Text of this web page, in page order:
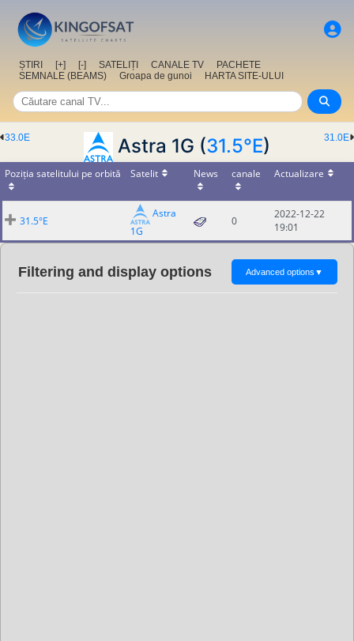
ȘTIRI [+] [-] SATELIȚI CANALE TV
PACHETE
SEMNALE (BEAMS)
Groapa de gunoi HARTA SITE-ULUI
31.0E
33.0E Astra 1G (31.5°E)
Poziția satelitului pe orbită Satelit News canale Actualizare
31.5°E
Astra
1G
0
2022-12-22
19:01
Filtering and display options Advanced options ▼